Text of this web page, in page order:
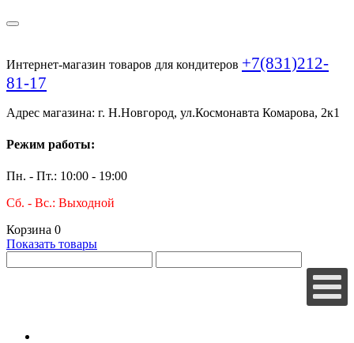
Интернет-магазин товаров для кондитеров +7(831)212-
81-17
Адрес магазина: г. Н.Новгород, ул.Космонавта Комарова, 2к1
Режим работы:
Пн. - Пт.: 10:00 - 19:00
Сб. - Вс.: Выходной
Корзина 0
Показать товары